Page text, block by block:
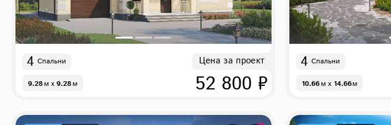
4 Спальни
9.28м x 9.28м
Цена за проект
52 800 ₽
4 Спальни
10.66м x 14.66м